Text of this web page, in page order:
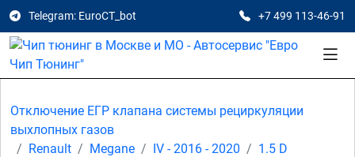
Telegram: EuroCT_bot +7 499 113-46-91
Отключение ЕГР клапана системы рециркуляции
выхлопных газов
Renault
Megane IV - 2016 - 2020
1.5 D